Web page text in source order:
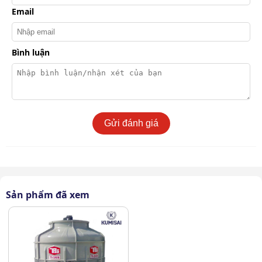
Thiết kế dạng tháp tròn tiết kiệm diện tích lắp đặt
Ngoài ra,thiết kế tháp dạng hình tròn và các linh kiện
Email
Bình luận
Gửi đánh giá
Sản phẩm đã xem